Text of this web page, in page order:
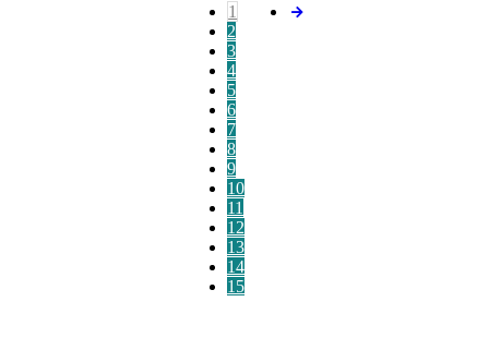
1
2
3
4
5
6
7
8
9
10
11
12
13
14
15